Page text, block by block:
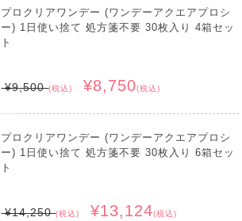
プロクリアワンデー (ワンデーアクエアプロシ
ー) 1日使い捨て 処方箋不要 30枚入り 4箱セッ
ト
¥9,500(税込) ¥8,750(税込)
プロクリアワンデー (ワンデーアクエアプロシ
ー) 1日使い捨て 処方箋不要 30枚入り 6箱セッ
ト
¥14,250(税込) ¥13,124(税込)